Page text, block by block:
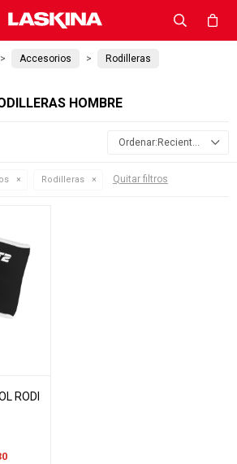
Accesorios Rodilleras
HOMBRE
Recientes
Rodilleras Quitar filtros
RODI